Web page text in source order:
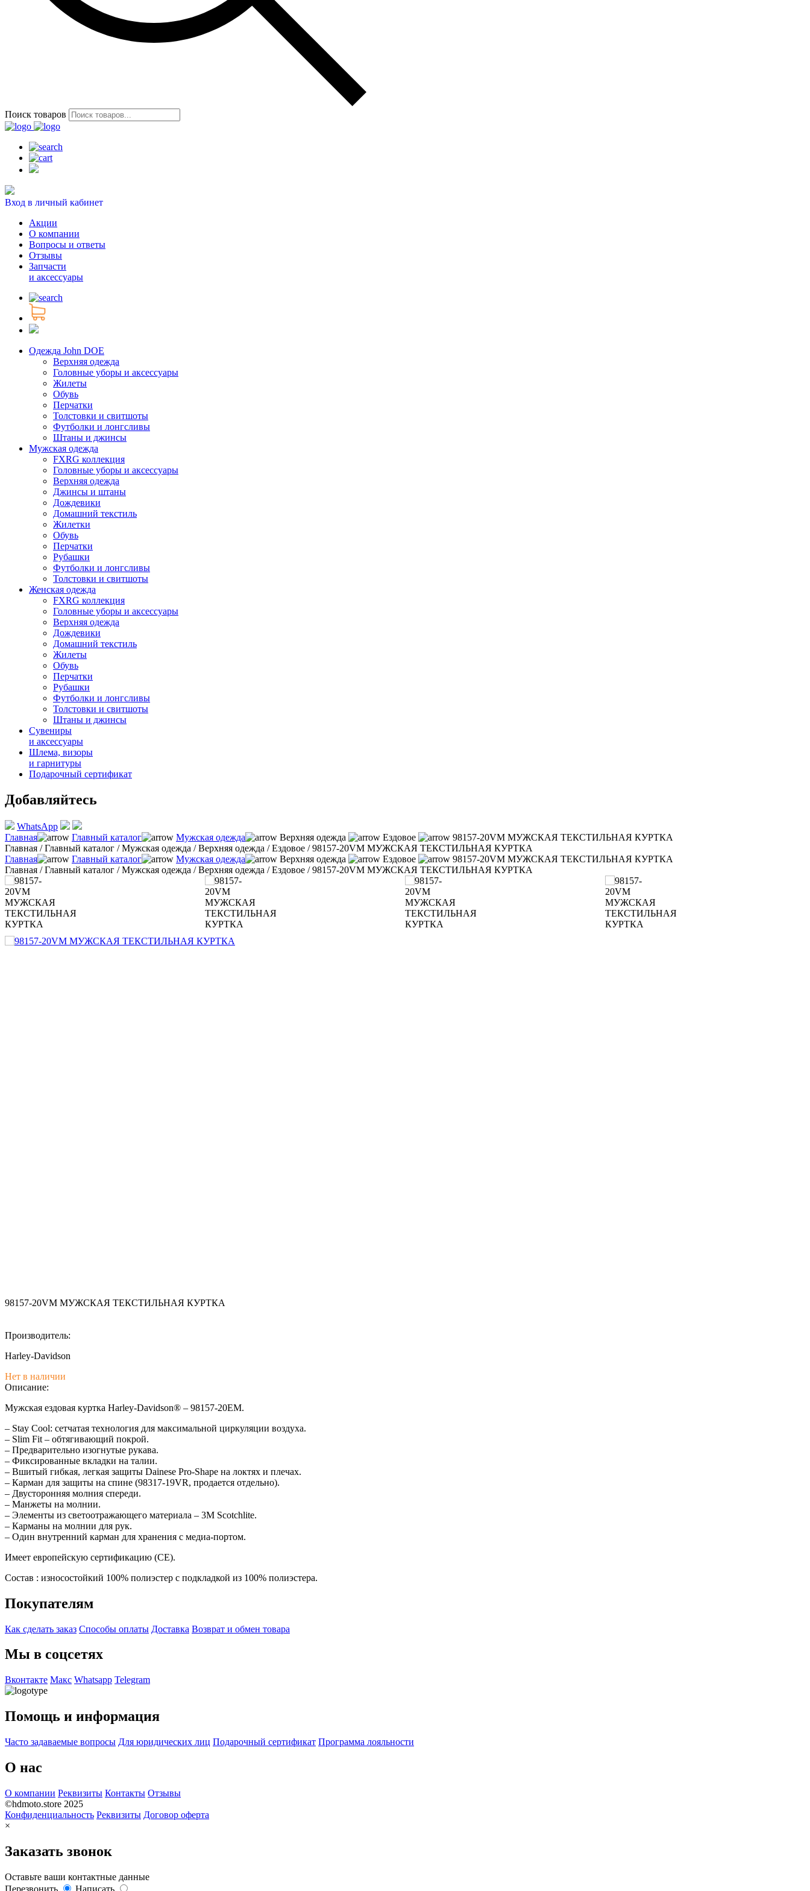
Поиск товаров
Вход в личный кабинет
Акции
О компании
Вопросы и ответы
Отзывы
Запчасти
и аксессуары
Одежда John DOE
Верхняя одежда
Головные уборы и аксессуары
Жилеты
Обувь
Перчатки
Толстовки и свитшоты
Футболки и лонгсливы
Штаны и джинсы
Мужская одежда
FXRG коллекция
Головные уборы и аксессуары
Верхняя одежда
Джинсы и штаны
Дождевики
Домашний текстиль
Жилетки
Обувь
Перчатки
Рубашки
Футболки и лонгсливы
Толстовки и свитшоты
Женская одежда
FXRG коллекция
Головные уборы и аксессуары
Верхняя одежда
Дождевики
Домашний текстиль
Жилеты
Обувь
Перчатки
Рубашки
Футболки и лонгсливы
Толстовки и свитшоты
Штаны и джинсы
Сувениры
и аксессуары
Шлема, визоры
и гарнитуры
Подарочный сертификат
Добавляйтесь
WhatsApp
Главная
Главный каталог Мужская одежда Верхняя одежда Ездовое
98157-20VM МУЖСКАЯ ТЕКСТИЛЬНАЯ КУРТКА
Главная /Главный каталог /Мужская одежда /Верхняя одежда /Ездовое /98157-20VM МУЖСКАЯ ТЕКСТИЛЬНАЯ КУРТКА
Главная
Главный каталог Мужская одежда Верхняя одежда Ездовое
98157-20VM МУЖСКАЯ ТЕКСТИЛЬНАЯ КУРТКА
Главная /Главный каталог /Мужская одежда /Верхняя одежда /Ездовое /98157-20VM МУЖСКАЯ ТЕКСТИЛЬНАЯ КУРТКА
98157-20VM МУЖСКАЯ ТЕКСТИЛЬНАЯ КУРТКА
Производитель:
Harley-Davidson
Нет в наличии
Описание:
Мужская ездовая куртка Harley-Davidson® – 98157-20EM.
– Stay Cool: сетчатая технология для максимальной циркуляции воздуха.
– Slim Fit – обтягивающий покрой.
– Предварительно изогнутые рукава.
– Фиксированные вкладки на талии.
– Вшитый гибкая, легкая защиты Dainese Pro-Shape на локтях и плечах.
– Карман для защиты на спине (98317-19VR, продается отдельно).
– Двусторонняя молния спереди.
– Манжеты на молнии.
– Элементы из светоотражающего материала – 3M Scotchlite.
– Карманы на молнии для рук.
– Один внутренний карман для хранения с медиа-портом.
Имеет европейскую сертификацию (CE).
Состав : износостойкий 100% полиэстер с подкладкой из 100% полиэстера.
Покупателям
Как сделать заказ Способы оплаты Доставка Возврат и обмен товара
Мы в соцсетях
Вконтакте Макс Whatsapp Telegram
Помощь и информация
Часто задаваемые вопросы Для юридических лиц Подарочный сертификат Программа лояльности
О нас
О компании Реквизиты Контакты Отзывы
©hdmoto.store 2025
Конфиденциальность Реквизиты Договор оферта
×
Заказать звонок
Оставьте ваши контактные данные
Перезвонить
Написать